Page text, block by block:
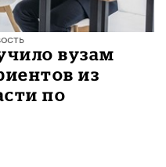
вузам
из
по